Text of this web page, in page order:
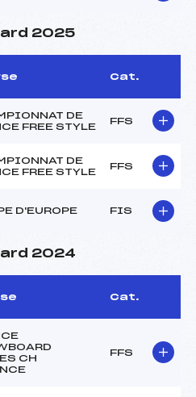
2025
Cat.
DE
FREE STYLE
FFS
DE
FREE STYLE
FFS
D'EUROPE FIS
2024
Cat.
CH
FFS